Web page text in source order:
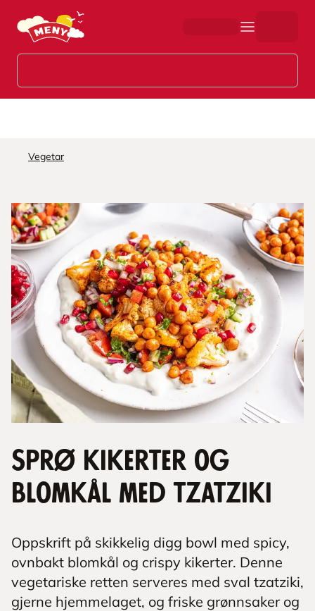
Hopp til hovedinnhold
Vegetar
Sprø kikerter og
blomkål med tzatziki
Oppskrift på skikkelig digg bowl med spicy,
ovnbakt blomkål og crispy kikerter. Denne
vegetariske retten serveres med sval tzatziki,
gjerne hjemmelaget, og friske grønnsaker og